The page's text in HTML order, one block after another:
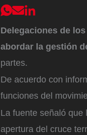
Delegaciones de
abordar la gestión
partes.
De acuerdo con
funciones del
La fuente señaló que
apertura del cruce